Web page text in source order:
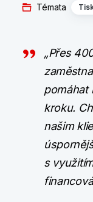
Témata
„Přes
pomáhat
kroku.
našim
s